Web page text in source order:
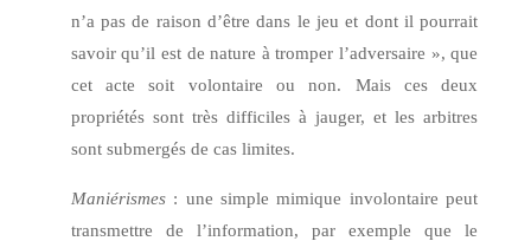
n’a pas de raison d’être dans le jeu et dont il pourrait
savoir qu’il est de nature à tromper l’adversaire », que
cet acte soit volontaire ou non. Mais ces deux
propriétés sont très difficiles à jauger, et les arbitres
sont submergés de cas limites.
Maniérismes: une simple mimique involontaire peut
transmettre de l’information, par exemple que le